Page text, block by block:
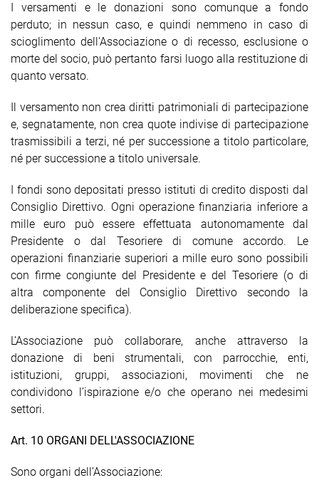
I versamenti e le donazioni sono comunque a fondo
perduto; in nessun caso, e quindi nemmeno in caso di
scioglimento dell'Associazione o di recesso, esclusione o
morte del socio, può pertanto farsi luogo alla restituzione di
quanto versato.
Il versamento non crea diritti patrimoniali di partecipazione
e, segnatamente, non crea quote indivise di partecipazione
trasmissibili a terzi, né per successione a titolo particolare,
né per successione a titolo universale.
I fondi sono depositati presso istituti di credito disposti dal
Consiglio Direttivo. Ogni operazione finanziaria inferiore a
mille euro può essere effettuata autonomamente dal
Presidente o dal Tesoriere di comune accordo. Le
operazioni finanziarie superiori a mille euro sono possibili
con firme congiunte del Presidente e del Tesoriere (o di
altra componente del Consiglio Direttivo secondo la
deliberazione specifica).
L’Associazione può collaborare, anche attraverso la
donazione di beni strumentali, con parrocchie, enti,
istituzioni, gruppi, associazioni, movimenti che ne
condividono l’ispirazione e/o che operano nei medesimi
settori.
Art. 10 ORGANI DELL'ASSOCIAZIONE
Sono organi dell’Associazione: